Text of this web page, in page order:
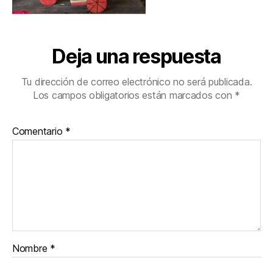
Deja una respuesta
Tu dirección de correo electrónico no será publicada.
Los campos obligatorios están marcados con *
Comentario *
Nombre *